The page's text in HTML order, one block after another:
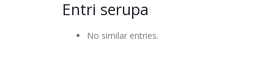
Entri serupa
No similar entries.